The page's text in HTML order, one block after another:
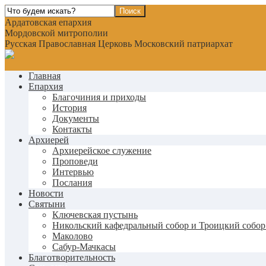
Ардатовская епархия
Мордовской митрополии
Русская Православная Церковь Московский патриархат
Главная
Епархия
Благочиния и приходы
История
Документы
Контакты
Архиерей
Архиерейское служение
Проповеди
Интервью
Послания
Новости
Святыни
Ключевская пустынь
Никольский кафедральный собор и Троицкий собор
Маколово
Сабур-Мачкасы
Благотворительность